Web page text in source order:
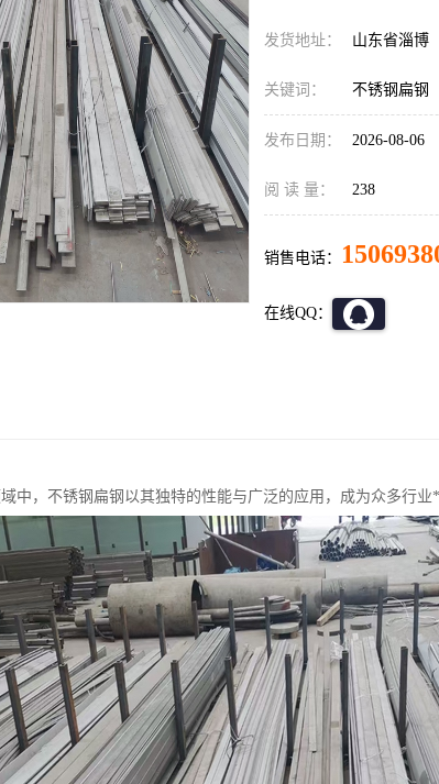
发货地址： 山东省淄博
关键词： 不锈钢扁钢
发布日期： 2026-08-06
阅 读 量： 238
销售电话：
在线QQ：
中，不锈钢扁钢以其独特的性能与广泛的应用，成为众多行